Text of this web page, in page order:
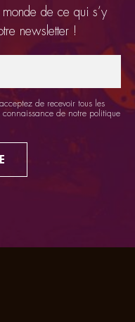
de ce qui s’y
newsletter !
de recevoir tous les
connaissance de notre politique